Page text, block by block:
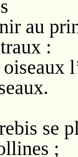
au
:
oiseaux
se
;